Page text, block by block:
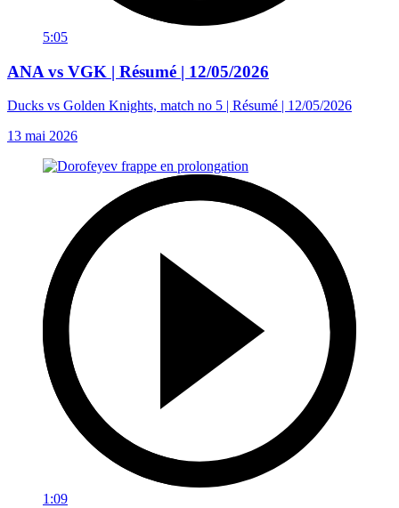
5:05
ANA vs VGK | Résumé | 12/05/2026
Ducks vs Golden Knights, match no 5 | Résumé | 12/05/2026
13 mai 2026
1:09